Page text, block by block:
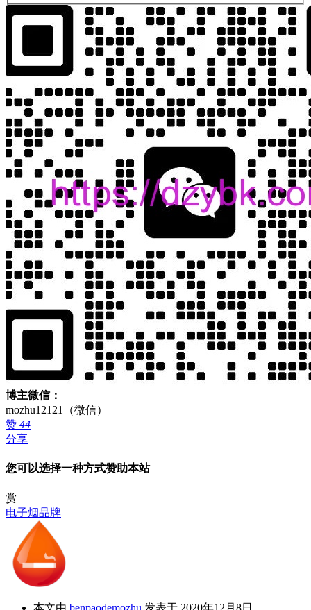
博主微信：
mozhu12121（微信）
赞 44
分享
您可以选择一种方式赞助本站
赏
电子烟品牌
本文由 benpaodemozhu 发表于 2020年12月8日